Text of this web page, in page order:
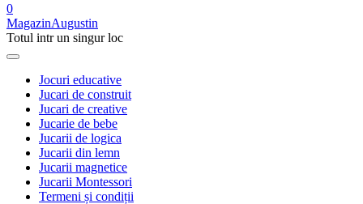
0
MagazinAugustin
Totul intr un singur loc
Jocuri educative
Jucari de construit
Jucari de creative
Jucarie de bebe
Jucarii de logica
Jucarii din lemn
Jucarii magnetice
Jucarii Montessori
Termeni și condiții